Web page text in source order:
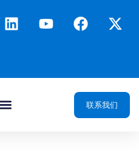
联系我们